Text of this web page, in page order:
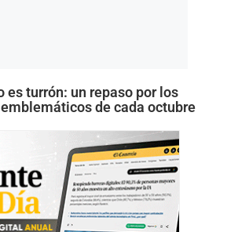
es turrón: un repaso por los
de cada octubre